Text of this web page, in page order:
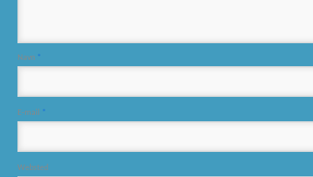
Navn *
E-mail *
Websted